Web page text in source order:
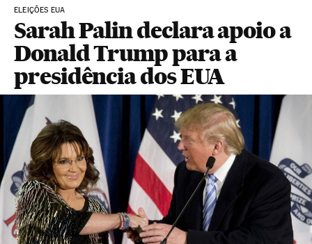
ELEIÇÕES EUA
Sarah Palin declara apoio a
Donald Trump para a
presidência dos EUA